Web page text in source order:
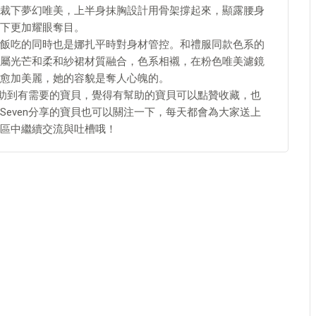
下夢幻唯美，上半身抹胸設計用骨架撐起來，顯露腰身
更加耀眼奪目。
吃的同時也是娜扎平時對身材管控。和禮服同款色系的
光芒和柔和紗裙材質融合，色系相襯，在粉色唯美濾鏡
加美麗，她的容貌是奪人心魄的。
到有需要的寶貝，覺得有幫助的寶貝可以點贊收藏，也
分享的寶貝也可以關注一下，每天都會為大家送上
中繼續交流與吐槽哦！